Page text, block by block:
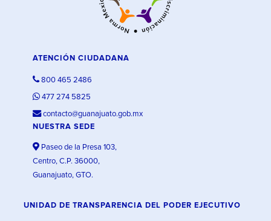
ATENCIÓN CIUDADANA
800 465 2486
477 274 5825
contacto@guanajuato.gob.mx
NUESTRA SEDE
Paseo de la Presa 103,
Centro, C.P. 36000,
Guanajuato, GTO.
UNIDAD DE TRANSPARENCIA DEL PODER EJECUTIVO